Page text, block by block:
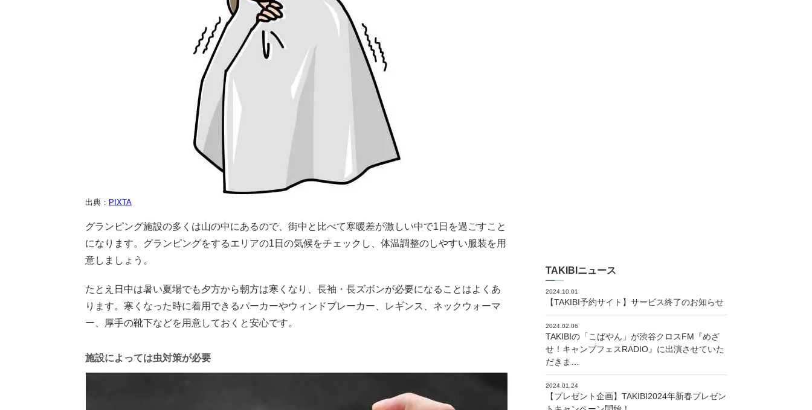
出典： PIXTA
グランピング施設の多くは山の中にあるので、街中と比べて寒暖差が激しい中で1日を過ごすこと
になります。グランピングをするエリアの1日の気候をチェックし、体温調整のしやすい服装を用
意しましょう。
たとえ日中は暑い夏場でも夕方から朝方は寒くなり、長袖・長ズボンが必要になることはよくあ
ります。寒くなった時に着用できるパーカーやウィンドブレーカー、レギンス、ネックウォーマ
ー、厚手の靴下などを用意しておくと安心です。
施設によっては虫対策が必要
TAKIBIニュース
2024.10.01
【TAKIBI予約サイト】サービス終了のお知らせ
2024.02.06
TAKIBIの「こばやん」が渋谷クロスFM『めざ
せ！キャンプフェスRADIO』に出演させていた
だきま…
2024.01.24
【プレゼント企画】TAKIBI2024年新春プレゼン